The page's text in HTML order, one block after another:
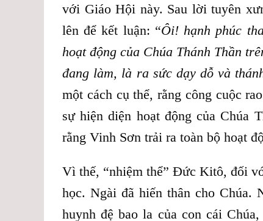
với Giáo Hội này. Sau lời tuyên
lên để kết luận: “Ôi! hạnh phúc
hoạt động của Chúa Thánh Thần
đang làm, là ra sức dạy dỗ và
một cách cụ thể, rằng công cuộc
sự hiện diện hoạt động của Chúa
rằng Vinh Sơn trải ra toàn bộ hoạt
Vì thế, “nhiệm thể” Đức Kitô, đối
học. Ngài đã hiến thân cho
huynh đệ bao la của con cái